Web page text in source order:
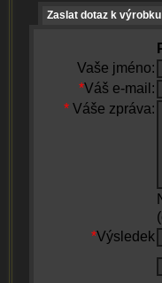
Zaslat dotaz k výrobku
Vaše jméno:
*Váš e-mail:
* Váše zpráva:
*Výsledek